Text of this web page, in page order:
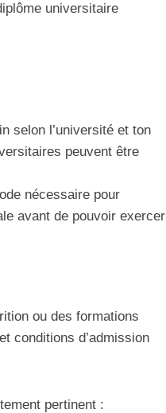
universitaire
selon l’université et ton
peuvent être
nécessaire pour
avant de pouvoir exercer
ou des formations
conditions d’admission
pertinent :